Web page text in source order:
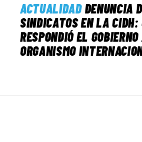
ACTUALIDAD DENUNCIA
SINDICATOS EN LA CIDH:
RESPONDIÓ EL
ORGANISMO